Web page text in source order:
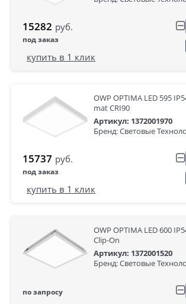
15282 руб.
под заказ
купить в 1 клик
OWP OPTIMA LED 595
mat CRI90
Артикул: 1372001970
Бренд: Световые
15737 руб.
под заказ
купить в 1 клик
OWP OPTIMA LED 600
Clip-On
Артикул: 1372001520
Бренд: Световые
по запросу